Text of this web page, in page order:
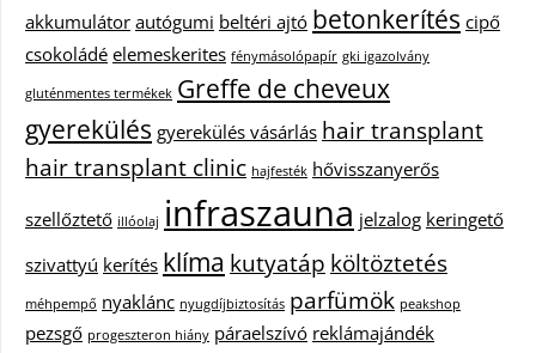
akkumulátor autógumi beltéri ajtó betonkerítés cipő
csokoládé elemeskerites fénymásolópapír gki igazolvány
gluténmentes termékek Greffe de cheveux
gyerekülés gyerekülés vásárlás hair transplant
hair transplant clinic hajfesték hővisszanyerős
szellőztető illóolaj infraszauna jelzalog keringető
szivattyú kerítés klíma kutyatáp költöztetés
méhpempő nyaklánc nyugdíjbiztosítás parfümök peakshop
pezsgő progeszteron hiány páraelszívó reklámajándék